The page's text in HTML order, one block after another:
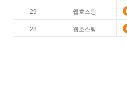
29 웹호스팅
28 웹호스팅